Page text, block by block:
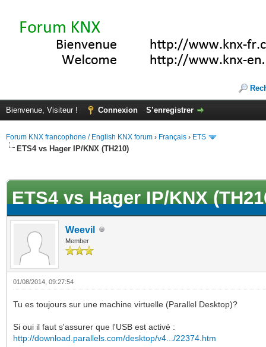
Bienvenue, Visiteur ! Connexion S’enregistrer
Forum KNX francophone / English KNX forum › Français › ETS
ETS4 vs Hager IP/KNX (TH210)
ETS4 vs Hager IP/KNX
Weevil
Member
01/08/2014, 09:27:54
Tu es toujours sur une machine virtuelle (Parallel Desktop)?
Si oui il faut s'assurer que l'USB est activé :
http://download.parallels.com/desktop/v4.../22374.htm